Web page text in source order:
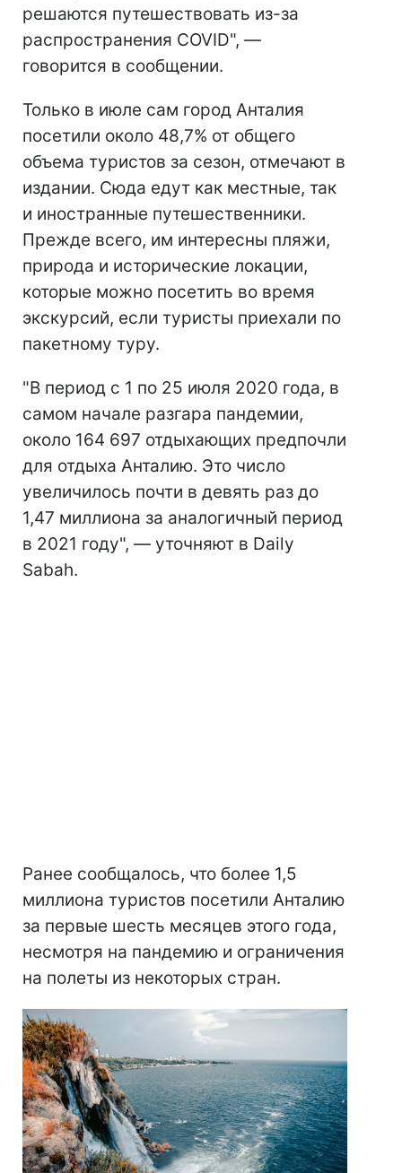
решаются путешествовать из-за
распространения COVID", —
говорится в сообщении.
Только в июле сам город Анталия
посетили около 48,7% от общего
объема туристов за сезон, отмечают в
издании. Сюда едут как местные, так
и иностранные путешественники.
Прежде всего, им интересны пляжи,
природа и исторические локации,
которые можно посетить во время
экскурсий, если туристы приехали по
пакетному туру.
"В период с 1 по 25 июля 2020 года, в
самом начале разгара пандемии,
около 164 697 отдыхающих предпочли
для отдыха Анталию. Это число
увеличилось почти в девять раз до
1,47 миллиона за аналогичный период
в 2021 году", — уточняют в Daily
Sabah.
Ранее сообщалось, что более 1,5
миллиона туристов посетили Анталию
за первые шесть месяцев этого года,
несмотря на пандемию и ограничения
на полеты из некоторых стран.